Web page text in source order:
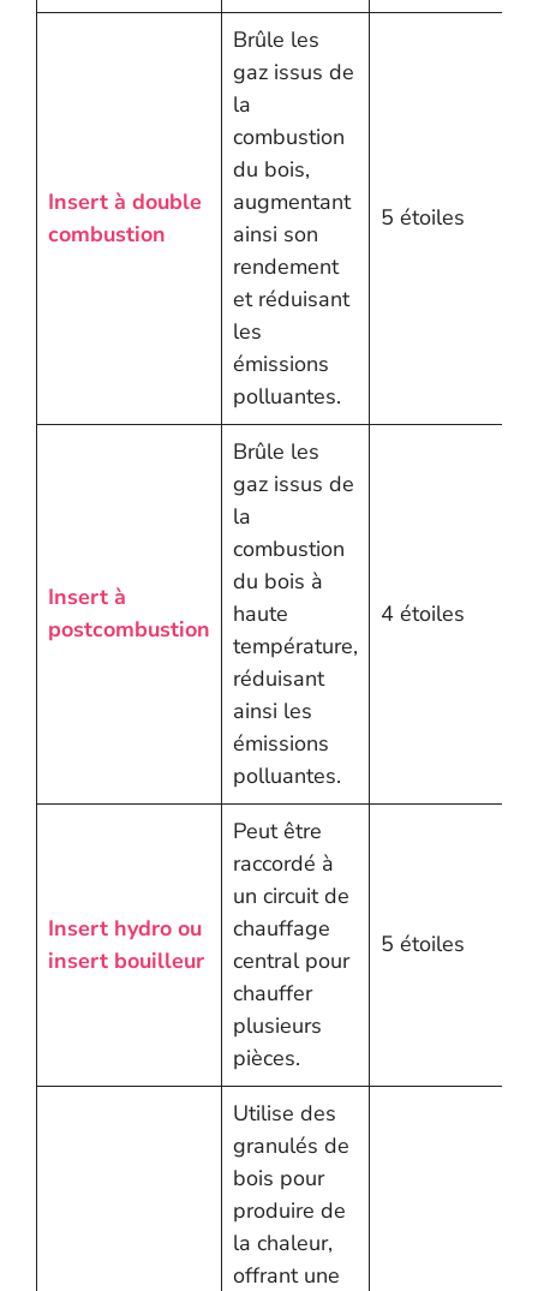
Insert à double
combustion
Brûle les
gaz issus de
la
combustion
du bois,
augmentant
ainsi son
rendement
et réduisant
les
émissions
polluantes.
5 étoiles
Insert à
postcombustion
Brûle les
gaz issus de
la
combustion
du bois à
haute
température,
réduisant
ainsi les
émissions
polluantes.
4 étoiles
Insert hydro ou
insert bouilleur
Peut être
raccordé à
un circuit de
chauffage
central pour
chauffer
plusieurs
pièces.
5 étoiles
Utilise des
granulés de
bois pour
produire de
la chaleur,
offrant une